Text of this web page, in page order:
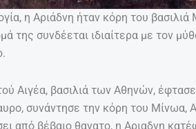
η Αριάδνη ήταν κόρη του
της συνδέεται ιδιαίτερα με τον
Αιγέα, βασιλιά των Αθηνών,
συνάντησε την κόρη του Μίνωα,
από βέβαιο θανατο, η Αριαδνη